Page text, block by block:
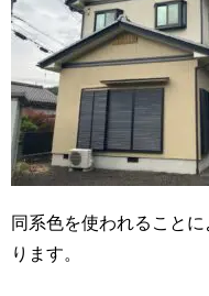
同系色を使われること
ります。